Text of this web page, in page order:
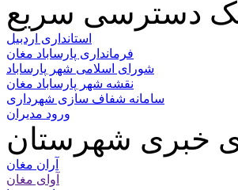
دسترسی سریع
استانداری اردبیل
فرمانداری پارساباد مغان
شورای اسلامی شهر پارساباد
نقشه شهر پارساباد مغان
سامانه شفاف سازی شهرداری
ورود مدیران
خبری شهرستان
آران مغان
آوای مغان